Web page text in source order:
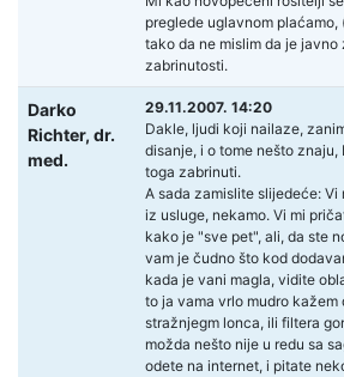
preglede uglavnom
tako da ne mislim da je
zabrinutosti.
Darko
Richter, dr.
med.
29.11.2007. 14:20
Dakle, ljudi koji nailaze,
disanje, i o tome nešto znaju,
toga zabrinuti.
A sada zamislite slijedeće:
iz usluge, nekamo. Vi mi
kako je "sve pet", ali, da ste
vam je čudno što kod
kada je vani magla, vidite
to ja vama vrlo mudro
stražnjegm lonca, ili filtera
možda nešto nije u redu sa
odete na internet, i pitate